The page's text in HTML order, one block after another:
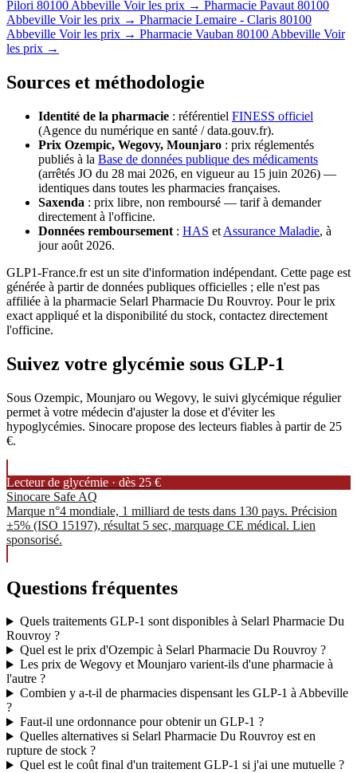
Pilori 80100 Abbeville Voir les prix → Pharmacie Pavaut 80100
Abbeville Voir les prix → Pharmacie Lemaire - Claris 80100
Abbeville Voir les prix → Pharmacie Vauban 80100 Abbeville Voir
les prix →
Sources et méthodologie
Identité de la pharmacie : référentiel FINESS officiel
(Agence du numérique en santé / data.gouv.fr).
Prix Ozempic, Wegovy, Mounjaro : prix réglementés
publiés à la Base de données publique des médicaments
(arrêtés JO du 28 mai 2026, en vigueur au 15 juin 2026) —
identiques dans toutes les pharmacies françaises.
Saxenda : prix libre, non remboursé — tarif à demander
directement à l'officine.
Données remboursement : HAS et Assurance Maladie, à
jour août 2026.
GLP1-France.fr est un site d'information indépendant. Cette page est
générée à partir de données publiques officielles ; elle n'est pas
affiliée à la pharmacie Selarl Pharmacie Du Rouvroy. Pour le prix
exact appliqué et la disponibilité du stock, contactez directement
l'officine.
Suivez votre glycémie sous GLP-1
Sous Ozempic, Mounjaro ou Wegovy, le suivi glycémique régulier
permet à votre médecin d'ajuster la dose et d'éviter les
hypoglycémies. Sinocare propose des lecteurs fiables à partir de 25
€.
Lecteur de glycémie · dès 25 €
Sinocare Safe AQ
Marque n°4 mondiale, 1 milliard de tests dans 130 pays. Précision
±5% (ISO 15197), résultat 5 sec, marquage CE médical. Lien
sponsorisé.
Questions fréquentes
Quels traitements GLP-1 sont disponibles à Selarl Pharmacie Du
Rouvroy ?
Quel est le prix d'Ozempic à Selarl Pharmacie Du Rouvroy ?
Les prix de Wegovy et Mounjaro varient-ils d'une pharmacie à
l'autre ?
Combien y a-t-il de pharmacies dispensant les GLP-1 à Abbeville
?
Faut-il une ordonnance pour obtenir un GLP-1 ?
Quelles alternatives si Selarl Pharmacie Du Rouvroy est en
rupture de stock ?
Quel est le coût final d'un traitement GLP-1 si j'ai une mutuelle ?